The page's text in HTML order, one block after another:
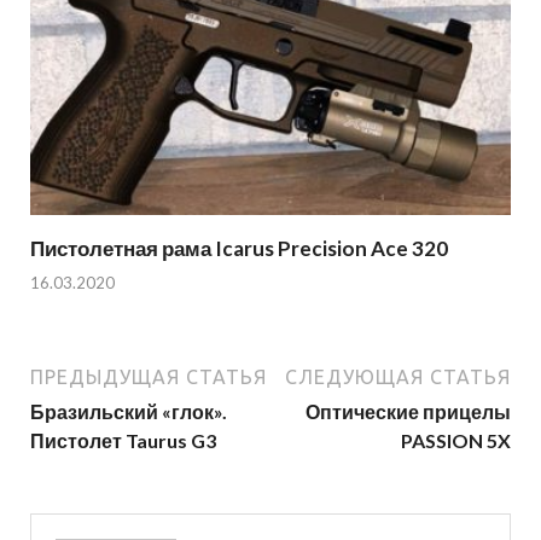
Пистолетная рама Icarus Precision Ace 320
16.03.2020
ПРЕДЫДУЩАЯ СТАТЬЯ
Бразильский «глок».
Пистолет Taurus G3
СЛЕДУЮЩАЯ СТАТЬЯ
Оптические прицелы
PASSION 5X